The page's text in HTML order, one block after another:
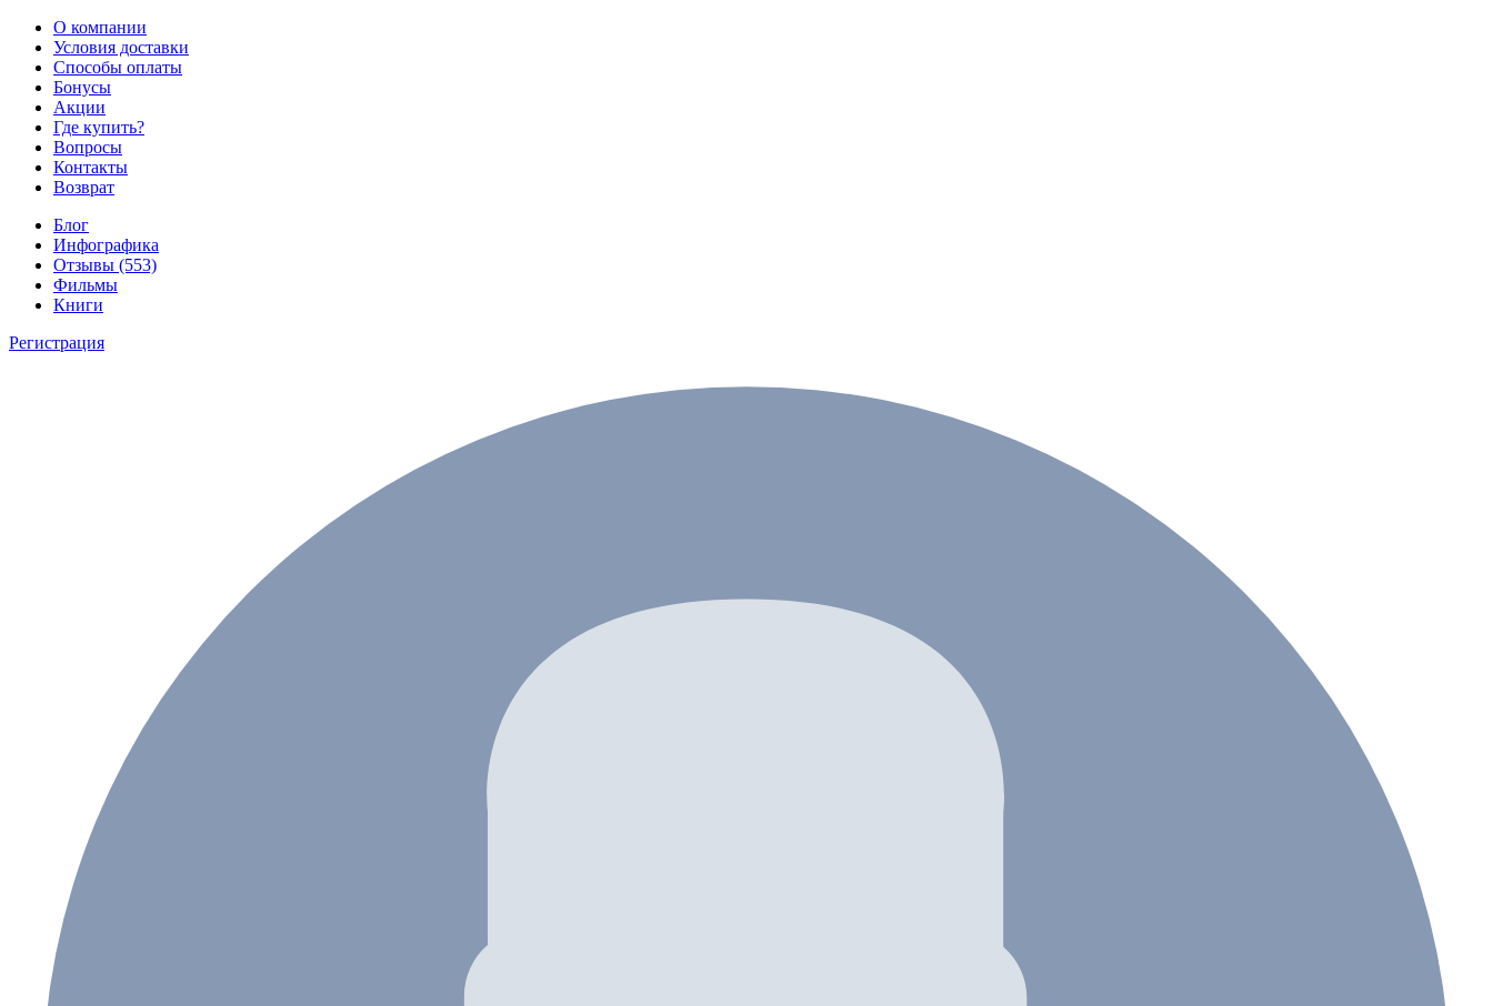
О компании
Условия доставки
Способы оплаты
Бонусы
Акции
Где купить?
Вопросы
Контакты
Возврат
Блог
Инфографика
Отзывы (553)
Фильмы
Книги
Регистрация